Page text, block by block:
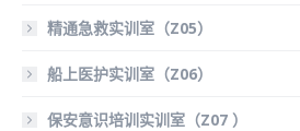
精通急救实训室（Z05）
船上医护实训室（Z06）
保安意识培训实训室（Z07 ）